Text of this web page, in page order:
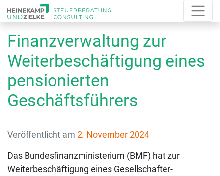
Finanzverwaltung zur
Weiterbeschäftigung eines
pensionierten
Geschäftsführers
Veröffentlicht am 2. November 2024
Das Bundesfinanzministerium (BMF) hat zur
Weiterbeschäftigung eines Gesellschafter-